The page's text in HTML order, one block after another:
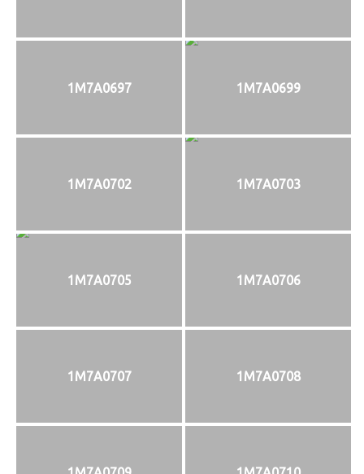
1M7A0697 1M7A0699
1M7A0702 1M7A0703
1M7A0705 1M7A0706
1M7A0707 1M7A0708